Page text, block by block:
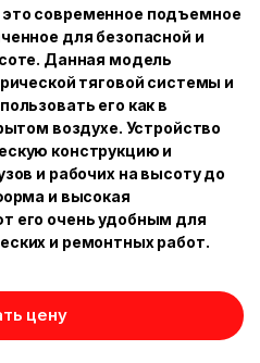
современное подъемное
для безопасной и
Данная модель
тяговой системы и
его как в
воздухе. Устройство
конструкцию и
и рабочих на высоту до
и высокая
его очень удобным для
и ремонтных работ.
цену